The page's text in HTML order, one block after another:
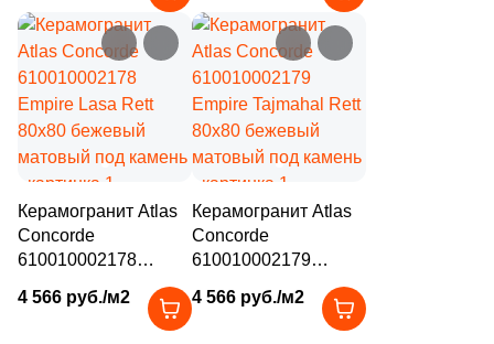
Слоновая кость ( 82)
Терракотовый ( 82
Фиолетовый (82
Черный ( 82
Шоколадный ( 82)
матовый под камень матовый под камень
Керамогранит Atlas
Concorde
610010002178
80x80 бежевый
матовый под камень
4 566 руб./м2
Керамогранит Atlas
Concorde
610010002179
Empire Tajmahal Rett
80x80 бежевый
матовый под камень
4 566 руб./м2